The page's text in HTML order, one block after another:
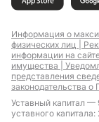
Информация о
физических лиц |
информации на
имущества |
представления
законодательства
Уставный капитал
уставного капитала: